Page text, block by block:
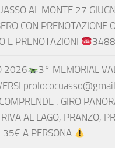
AL MONTE 27
CON PRENOTAZIONE
E PRENOTAZIONI
2026
3° MEMORIAL
: GIRO
AL LAGO, PRANZO,
35€ A PERSONA